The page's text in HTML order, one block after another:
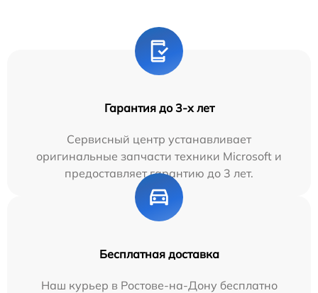
Гарантия до 3-х лет
Сервисный центр устанавливает
оригинальные запчасти техники Microsoft и
предоставляет гарантию до 3 лет.
Бесплатная доставка
Наш курьер в Ростове-на-Дону бесплатно